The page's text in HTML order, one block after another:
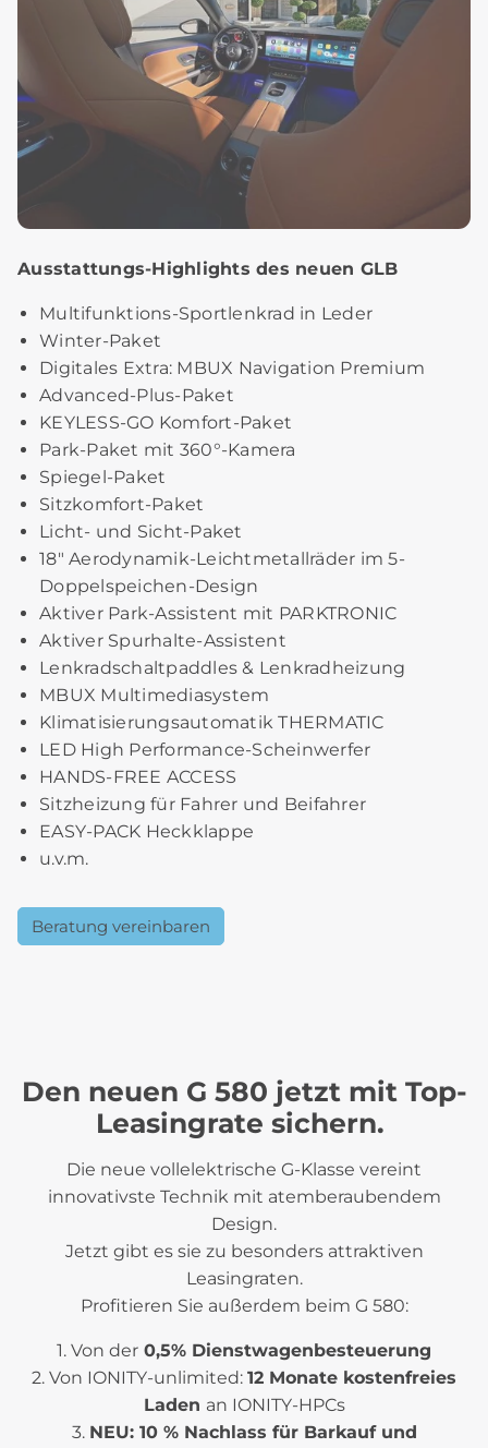
Ausstattungs-Highlights des neuen GLB
Multifunktions-Sportlenkrad in Leder
Winter-Paket
Digitales Extra: MBUX Navigation Premium
Advanced-Plus-Paket
KEYLESS-GO Komfort-Paket
Park-Paket mit 360°-Kamera
Spiegel-Paket
Sitzkomfort-Paket
Licht- und Sicht-Paket
18" Aerodynamik-Leichtmetallräder im 5-
Doppelspeichen-Design
Aktiver Park-Assistent mit PARKTRONIC
Aktiver Spurhalte-Assistent
Lenkradschaltpaddles & Lenkradheizung
MBUX Multimediasystem
Klimatisierungsautomatik THERMATIC
LED High Performance-Scheinwerfer
HANDS-FREE ACCESS
Sitzheizung für Fahrer und Beifahrer
EASY-PACK Heckklappe
u.v.m.
Beratung vereinbaren
Den neuen G 580 jetzt mit Top-
Leasingrate sichern.
Die neue vollelektrische G-Klasse vereint
innovativste Technik mit atemberaubendem
Design.
Jetzt gibt es sie zu besonders attraktiven
Leasingraten.
Profitieren Sie außerdem beim G 580:
1. Von der 0,5% Dienstwagenbesteuerung
2. Von IONITY-unlimited: 12 Monate kostenfreies
Laden an IONITY-HPCs
3. NEU: 10 % Nachlass für Barkauf und